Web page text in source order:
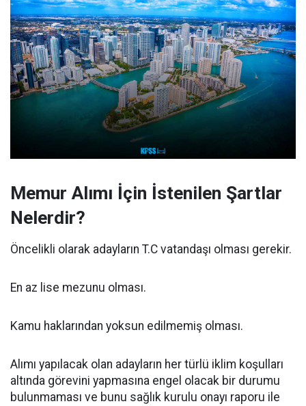
Memur Alımı İçin İstenilen Şartlar
Nelerdir?
Öncelikli olarak adayların T.C vatandaşı olması gerekir.
En az lise mezunu olması.
Kamu haklarından yoksun edilmemiş olması.
Alımı yapılacak olan adayların her türlü iklim koşulları
altında görevini yapmasına engel olacak bir durumu
bulunmaması ve bunu sağlık kurulu onayı raporu ile